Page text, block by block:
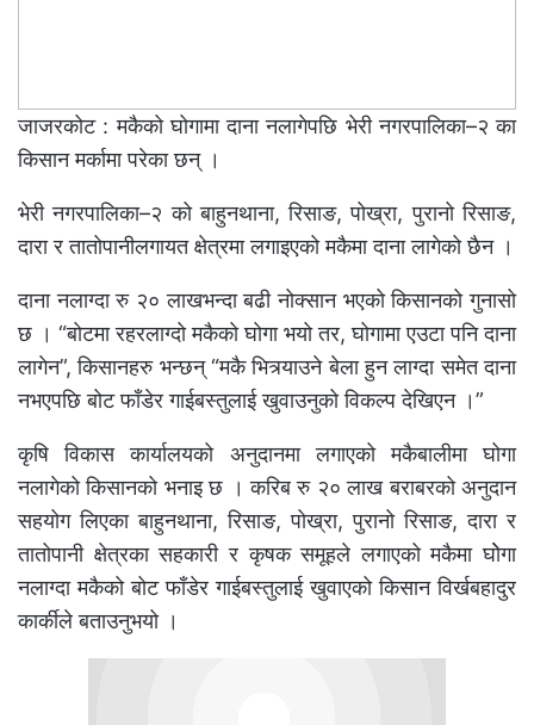
जाजरकोट : मकैको घोगामा दाना नलागेपछि भेरी नगरपालिका–२ का
किसान मर्कामा परेका छन् ।
भेरी नगरपालिका–२ को बाहुनथाना, रिसाङ, पोख्रा, पुरानो रिसाङ,
दारा र तातोपानीलगायत क्षेत्रमा लगाइएको मकैमा दाना लागेको छैन ।
दाना नलाग्दा रु २० लाखभन्दा बढी नोक्सान भएको किसानको गुनासो
छ । “बोटमा रहरलाग्दो मकैको घोगा भयो तर, घोगामा एउटा पनि दाना
लागेन”, किसानहरु भन्छन् “मकै भित्र्याउने बेला हुन लाग्दा समेत दाना
नभएपछि बोट फाँडेर गाईबस्तुलाई खुवाउनुको विकल्प देखिएन ।”
कृषि विकास कार्यालयको अनुदानमा लगाएको मकैबालीमा घोगा
नलागेको किसानको भनाइ छ । करिब रु २० लाख बराबरको अनुदान
सहयोग लिएका बाहुनथाना, रिसाङ, पोख्रा, पुरानो रिसाङ, दारा र
तातोपानी क्षेत्रका सहकारी र कृषक समूहले लगाएको मकैमा घोेगा
नलाग्दा मकैको बोट फाँडेर गाईबस्तुलाई खुवाएको किसान विर्खबहादुर
कार्कीले बताउनुभयो ।